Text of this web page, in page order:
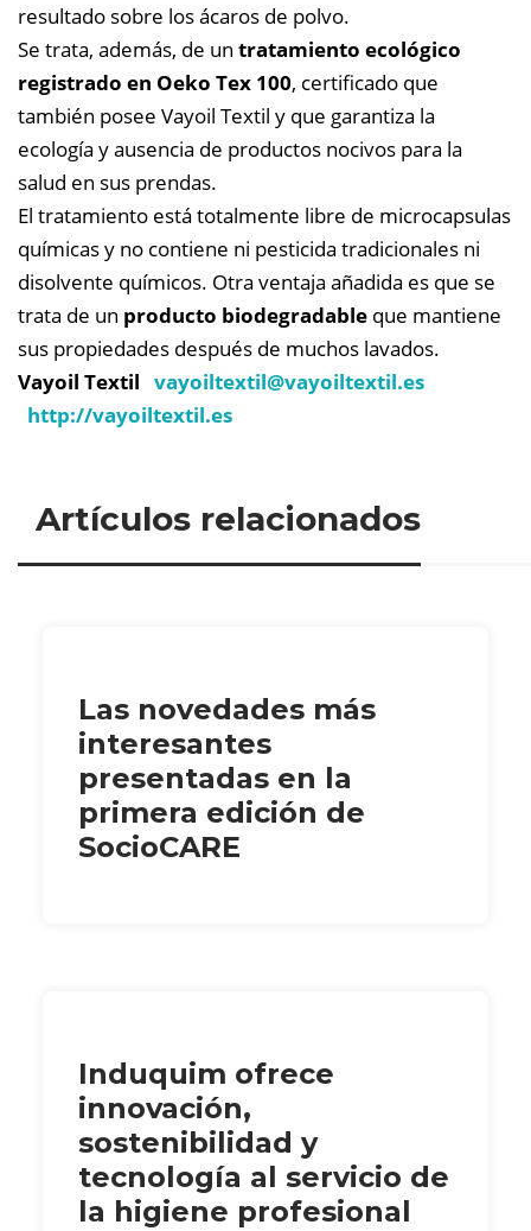
resultado sobre los ácaros de polvo.
Se trata, además, de un tratamiento ecológico
registrado en Oeko Tex 100, certificado que
también posee Vayoil Textil y que garantiza la
ecología y ausencia de productos nocivos para la
salud en sus prendas.
El tratamiento está totalmente libre de microcapsulas
químicas y no contiene ni pesticida tradicionales ni
disolvente químicos. Otra ventaja añadida es que se
trata de un producto biodegradable que mantiene
sus propiedades después de muchos lavados.
Vayoil Textil vayoiltextil@vayoiltextil.es
http://vayoiltextil.es
Artículos relacionados
Las novedades más
interesantes
presentadas en la
primera edición de
SocioCARE
Induquim ofrece
innovación,
sostenibilidad y
tecnología al servicio de
la higiene profesional